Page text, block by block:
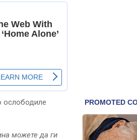
ослободиле
можете да ги